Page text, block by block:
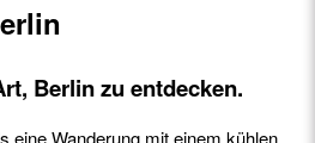
Berlin zu entdecken.